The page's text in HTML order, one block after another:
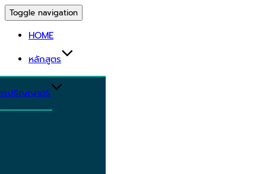
Toggle navigation
HOME
หลักสูตร
รปริญญาตรี